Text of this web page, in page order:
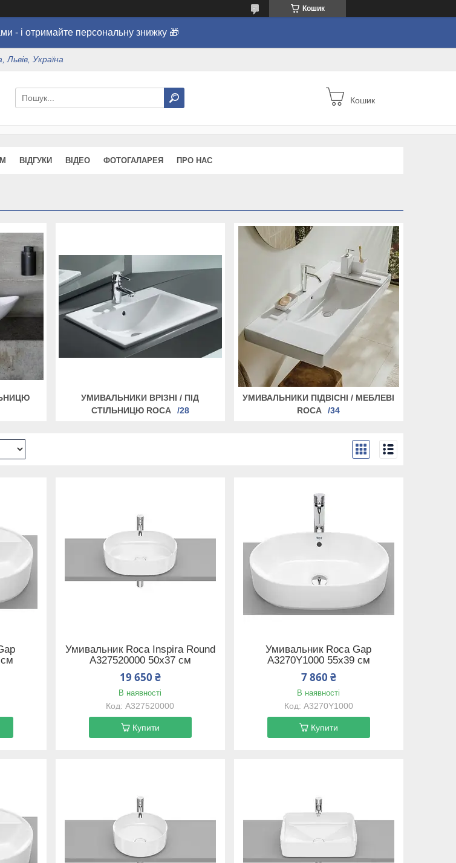
Кошик
- і отримайте персональну знижку 🎁
Львів, Україна
Кошик
ВІДГУКИ ВІДЕО ФОТОГАЛАРЕЯ ПРО НАС
УМИВАЛЬНИКИ ВРІЗНІ / ПІД
СТІЛЬНИЦЮ ROCA
28
УМИВАЛЬНИКИ ПІДВІСНІ / МЕБЛЕВІ
ROCA
34
Умивальник Roca Inspira Round
A327520000 50х37 см
19 650 ₴
В наявності
A327520000
Купити
Умивальник Roca Gap
A3270Y1000 55х39 см
7 860 ₴
В наявності
A3270Y1000
Купити